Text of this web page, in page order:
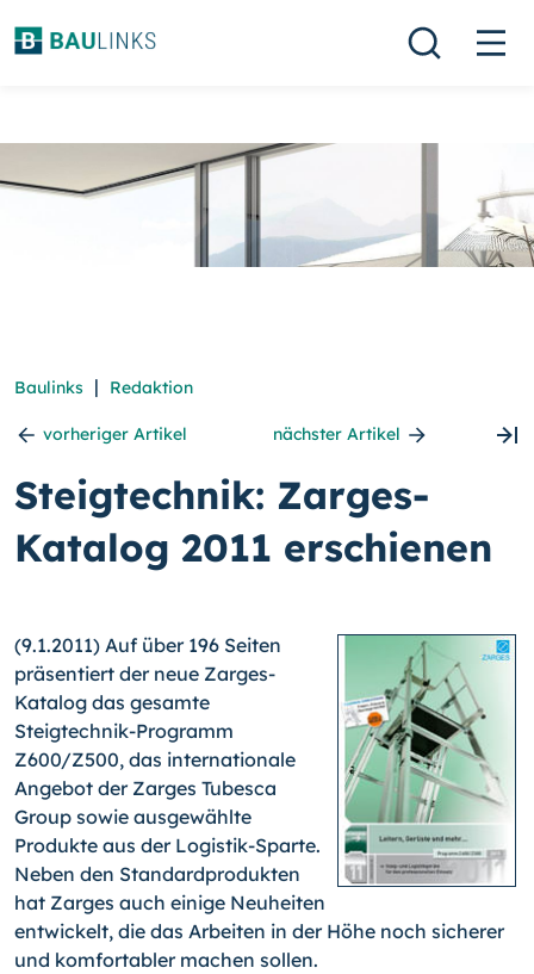
Baulinks | Redaktion
vorheriger Artikel nächster Artikel
Steigtechnik: Zarges-
Katalog 2011 erschienen
(9.1.2011) Auf über 196 Seiten
präsentiert der neue Zarges-
Katalog das gesamte
Steigtechnik-Programm
Z600/Z500, das internationale
Angebot der Zarges Tubesca
Group sowie ausgewählte
Produkte aus der Logistik-Sparte.
Neben den Standardprodukten
hat Zarges auch einige Neuheiten
entwickelt, die das Arbeiten in der Höhe noch sicherer
und komfortabler machen sollen.